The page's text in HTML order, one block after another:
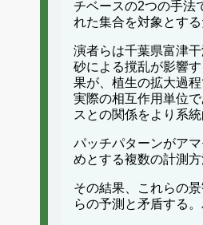
チベースの2つの手法
れた集合を対象とす
演者らは千葉県富津
砂による撹乱が影響
果が、植生の拡大過
実際の相互作用単位
スとの関係をより系
パッチパターンがア
めとする複数の計測
その結果、これらの
らの予測と矛盾する